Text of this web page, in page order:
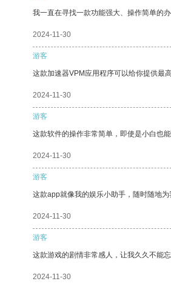
我一直在寻找一款功能强大、操作简单的
2024-11-30
游客
这款加速器VPM应用程序可以给你提供最
2024-11-30
游客
这款软件的操作非常简单，即使是小白也能
2024-11-30
游客
这款app就像我的娱乐小助手，随时随地为
2024-11-30
游客
这款游戏的剧情非常感人，让我久久不能忘
2024-11-30